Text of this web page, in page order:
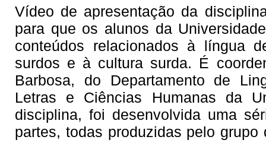
Vídeo de apresentação da
para que os alunos da
conteúdos relacionados à língua
surdos e à cultura surda. É
Barbosa, do Departamento de
Letras e Ciências Humanas da
disciplina, foi desenvolvida uma
partes, todas produzidas pelo